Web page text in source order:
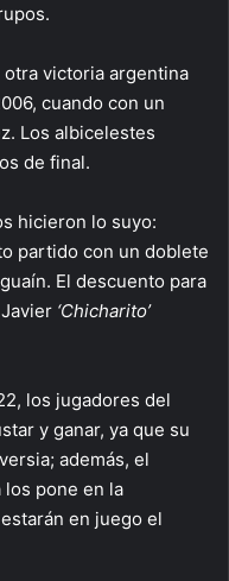
otra victoria argentina
cuando con un
Los albicelestes
de final.
hicieron lo suyo:
partido con un doblete
El descuento para
‘Chicharito’
los jugadores del
y ganar, ya que su
además, el
pone en la
en juego el